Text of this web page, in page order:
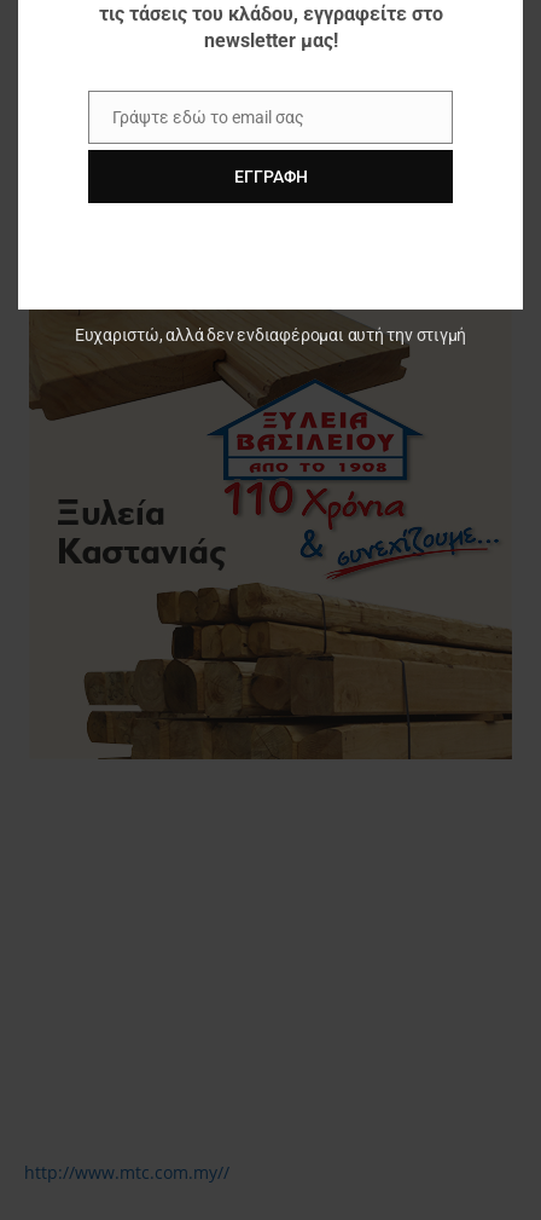
3 νέες προτάσεις από την Blum
http://www.mtc.com.my//
τις τάσεις του κλάδου, εγγραφείτε στο
newsletter μας!
Email
Γράψτε εδώ το email σας
ΕΓΓΡΑΦΉ
Ευχαριστώ, αλλά δεν ενδιαφέρομαι αυτή την στιγμή